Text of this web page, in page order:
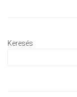
Keresés